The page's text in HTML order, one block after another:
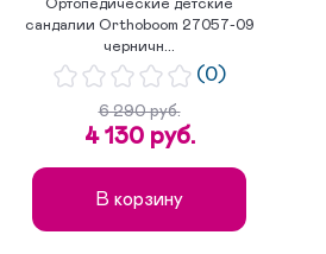
Ортопедические детские
сандалии Orthoboom 27057-09
черничн...
(0)
6 290 руб.
4 130 руб.
В корзину